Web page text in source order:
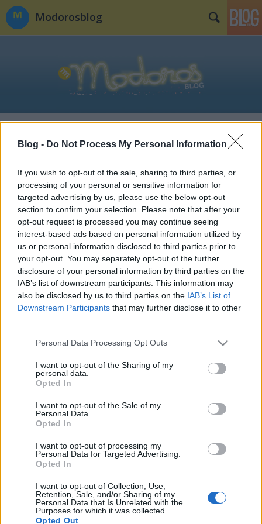
Blog - Do Not Process My Personal Information
If you wish to opt-out of the sale, sharing to third parties, or
processing of your personal or sensitive information for
targeted advertising by us, please use the below opt-out
section to confirm your selection. Please note that after your
opt-out request is processed you may continue seeing
interest-based ads based on personal information utilized by
us or personal information disclosed to third parties prior to
your opt-out. You may separately opt-out of the further
disclosure of your personal information by third parties on the
IAB’s list of downstream participants. This information may
also be disclosed by us to third parties on the IAB’s List of
Downstream Participants that may further disclose it to other
Please note that this website/app uses one or more Google
not limited to your visit or usage behaviour. You may click to
grant or deny consent to Google and its third-party tags to
use your data for below specified purposes in below Google
consent section.
Personal Data Processing Opt Outs
I want to opt-out of the Sharing of my
personal data.
Opted In
I want to opt-out of the Sale of my
Personal Data.
Opted In
I want to opt-out of processing my
Personal Data for Targeted Advertising.
Opted In
I want to opt-out of Collection, Use,
Retention, Sale, and/or Sharing of my
Personal Data that Is Unrelated with the
Purposes for which it was collected.
Opted Out
Modorosblog
Címkék»fotózás
Modor Tibi 2010. október 18.
1998:-Gyurikám, igaz erőművet hoztatok itt össze
ezzel a Penciummal. Gyönyörű a hétgigás vinyó is -
erre aztán lehet lesz pakolni rendesen, tényleg
nagyon fasza minden. Gratulálok. Internetet nem
terveztek?-Nem. Nincs, és nem is lesz. Minek? Ami
kell, úgyis megszerzem a haveroktól -…
Olvasói rovat - A hivatásos
fényképész
Modor Tibi•2010. február 22.
A., újabban kedvenc olvasói posztjaim alkotója
(Háromnevű ember, Pecás) ismét egy eddig
kitárgyalatlan embertípust pécézett ki magának,
akit a megszokott nyers stílusban tesz helyre. A fotós
(férfi): Egyszerűen a legtaszítóbb típusok egyike,
Olvasói rovat - A modoros fotósokról
Modor Tibi•2009. április 27.
Dear all, ahogy korábban fenyegetőztünk, jön a